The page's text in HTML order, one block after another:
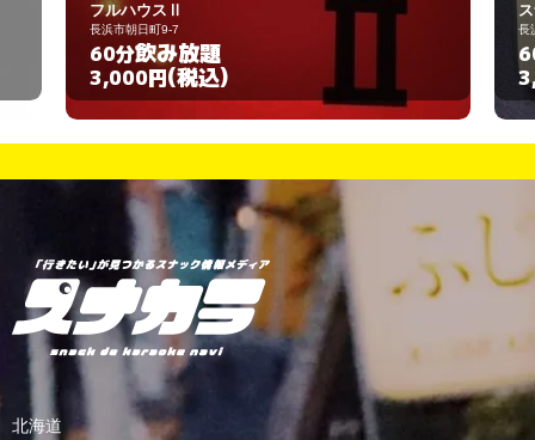
スナック 愛里
60分
3,000円
北海道